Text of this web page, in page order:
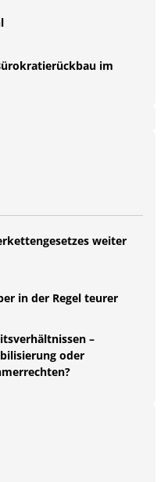
im
weiter
in der Regel teurer
–
oder